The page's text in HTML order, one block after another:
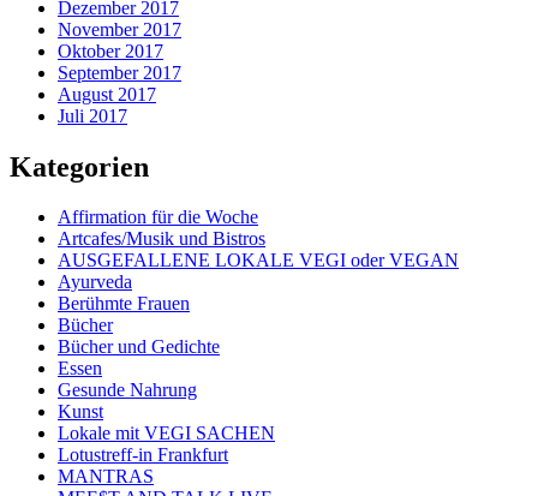
Dezember 2017
November 2017
Oktober 2017
September 2017
August 2017
Juli 2017
Kategorien
Affirmation für die Woche
Artcafes/Musik und Bistros
AUSGEFALLENE LOKALE VEGI oder VEGAN
Ayurveda
Berühmte Frauen
Bücher
Bücher und Gedichte
Essen
Gesunde Nahrung
Kunst
Lokale mit VEGI SACHEN
Lotustreff-in Frankfurt
MANTRAS